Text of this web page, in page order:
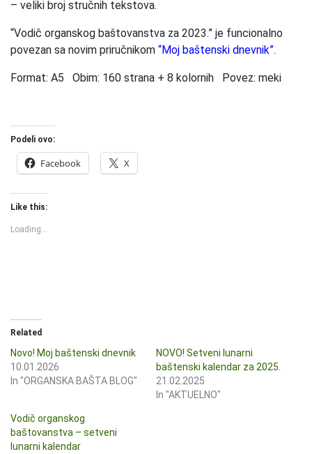
– veliki broj stručnih tekstova.
“Vodič organskog baštovanstva za 2023.” je funcionalno
povezan sa novim priručnikom “Moj baštenski dnevnik”.
Format: A5 Obim: 160 strana + 8 kolornih Povez: meki
Podeli ovo:
Facebook X
Like this:
Loading...
Related
Novo! Moj baštenski dnevnik
10.01.2026
In "ORGANSKA BAŠTA BLOG"
NOVO! Setveni lunarni
baštenski kalendar za 2025.
21.02.2025
In "AKTUELNO"
Vodič organskog
baštovanstva – setveni
lunarni kalendar